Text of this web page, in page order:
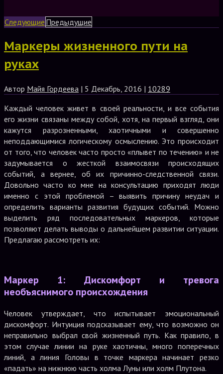
Следующие Предыдущие
Маркеры жизненного пути на
руках
Автор Майя Гордеева | 5 Декабрь, 2016 | 10289
Каждый человек живет в своей реальности, и все события
его жизни связаны между собой, хотя, на первый взгляд, они
кажутся разрозненными, хаотичными и совершенно
неподдающимися логическому осмыслению. Это происходит
от того, что человек часто просто «плывет по течению» и не
задумывается о жесткой взаимосвязи происходящих
событий, а вернее, об их причинно-следственной связи.
Довольно часто ко мне на консультацию приходят люди
именно с этой проблемой – выявить причину неудач и
определить варианты развития будущих событий. Можно
выделить ряд последовательных маркеров, которые
позволяют делать выводы о дальнейшем развитии ситуации.
Предлагаю рассмотреть их:
Маркер 1: Дискомфорт и тревога
необъяснимого происхождения
Человек утверждает, что испытывает эмоциональный
дискомфорт. Интуиция подсказывает ему, что возможно он
неправильно выбрал свой жизненный путь. Как правило, в
этом случае линии на руке хаотичны, много поперечных
линий, а линия Головы в точке маркера начинает резко
«падать» на нижнюю часть холма Луны или холм Плутона.